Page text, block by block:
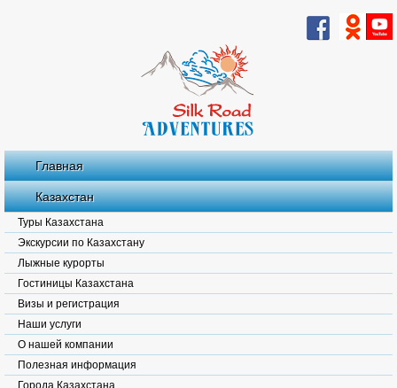
Главная
Казахстан
Туры Казахстана
Экскурсии по Казахстану
Лыжные курорты
Гостиницы Казахстана
Визы и регистрация
Наши услуги
О нашей компании
Полезная информация
Города Казахстана